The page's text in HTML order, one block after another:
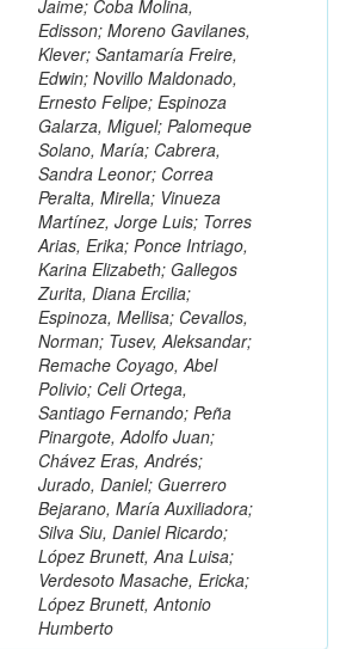
Jaime; Coba Molina,
Edisson; Moreno Gavilanes,
Klever; Santamaría Freire,
Edwin; Novillo Maldonado,
Ernesto Felipe; Espinoza
Galarza, Miguel; Palomeque
Solano, María; Cabrera,
Sandra Leonor; Correa
Peralta, Mirella; Vinueza
Martínez, Jorge Luis; Torres
Arias, Erika; Ponce Intriago,
Karina Elizabeth; Gallegos
Zurita, Diana Ercilia;
Espinoza, Mellisa; Cevallos,
Norman; Tusev, Aleksandar;
Remache Coyago, Abel
Polivio; Celi Ortega,
Santiago Fernando; Peña
Pinargote, Adolfo Juan;
Chávez Eras, Andrés;
Jurado, Daniel; Guerrero
Bejarano, María Auxiliadora;
Silva Siu, Daniel Ricardo;
López Brunett, Ana Luisa;
Verdesoto Masache, Ericka;
López Brunett, Antonio
Humberto